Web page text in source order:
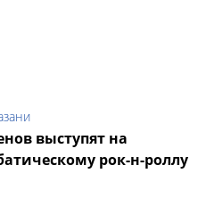
выступят на
рок-н-роллу